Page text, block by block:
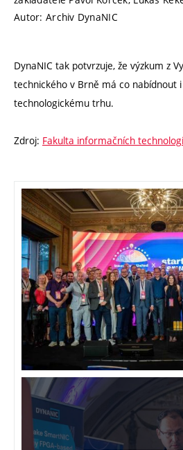
Autor: Archiv DynaNIC
DynaNIC tak potvrzuje, že výzkum z
technického v Brně má co nabídnout
technologickému trhu.
Zdroj: Fakulta informačních